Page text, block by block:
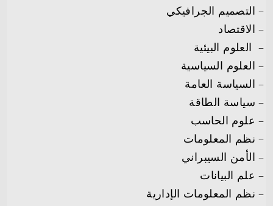
– التصميم الجرافيكي
– الاقتصاد
– العلوم البيئية
– العلوم السياسية
– السياسة العامة
– سياسة الطاقة
– علوم الحاسب
– نظم المعلومات
– الأمن السيبراني
– علم البيانات
– نظم المعلومات الإدارية